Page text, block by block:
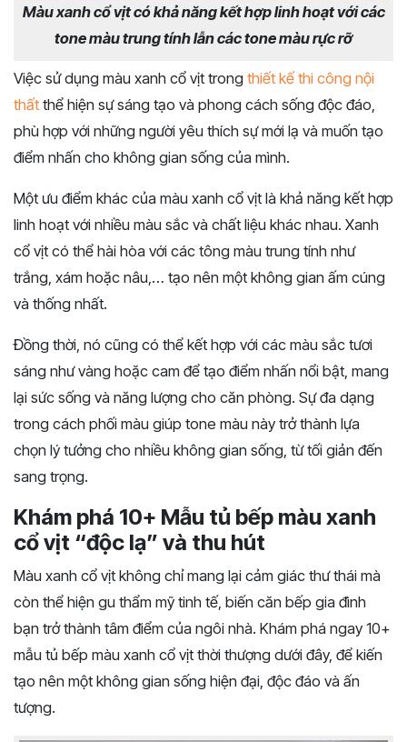
Màu xanh cổ vịt có khả năng kết hợp linh hoạt với các
tone màu trung tính lẫn các tone màu rực rỡ
Việc sử dụng màu xanh cổ vịt trong thiết kế thi công nội
thất thể hiện sự sáng tạo và phong cách sống độc đáo,
phù hợp với những người yêu thích sự mới lạ và muốn tạo
điểm nhấn cho không gian sống của mình.
Một ưu điểm khác của màu xanh cổ vịt là khả năng kết hợp
linh hoạt với nhiều màu sắc và chất liệu khác nhau. Xanh
cổ vịt có thể hài hòa với các tông màu trung tính như
trắng, xám hoặc nâu,… tạo nên một không gian ấm cúng
và thống nhất.
Đồng thời, nó cũng có thể kết hợp với các màu sắc tươi
sáng như vàng hoặc cam để tạo điểm nhấn nổi bật, mang
lại sức sống và năng lượng cho căn phòng. Sự đa dạng
trong cách phối màu giúp tone màu này trở thành lựa
chọn lý tưởng cho nhiều không gian sống, từ tối giản đến
sang trọng.
Khám phá 10+ Mẫu tủ bếp màu xanh
cổ vịt “độc lạ” và thu hút
Màu xanh cổ vịt không chỉ mang lại cảm giác thư thái mà
còn thể hiện gu thẩm mỹ tinh tế, biến căn bếp gia đình
bạn trở thành tâm điểm của ngôi nhà. Khám phá ngay 10+
mẫu tủ bếp màu xanh cổ vịt thời thượng dưới đây, để kiến
tạo nên một không gian sống hiện đại, độc đáo và ấn
tượng.